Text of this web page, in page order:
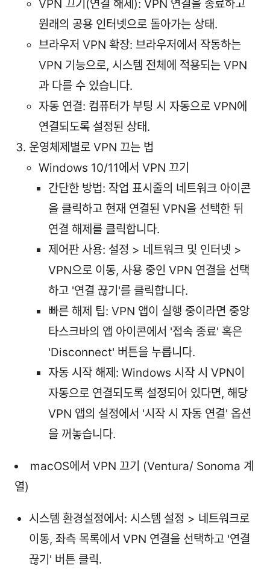
VPN 끄기(연결 해제): VPN 연결을 종료하고
원래의 공용 인터넷으로 돌아가는 상태.
브라우저 VPN 확장: 브라우저에서 작동하는
VPN 기능으로, 시스템 전체에 적용되는 VPN
과 다를 수 있습니다.
자동 연결: 컴퓨터가 부팅 시 자동으로 VPN에
연결되도록 설정된 상태.
운영체제별로 VPN 끄는 법
Windows 10/11에서 VPN 끄기
간단한 방법: 작업 표시줄의 네트워크 아이콘
을 클릭하고 현재 연결된 VPN을 선택한 뒤
연결 해제를 클릭합니다.
제어판 사용: 설정 > 네트워크 및 인터넷 >
VPN으로 이동, 사용 중인 VPN 연결을 선택
하고 '연결 끊기'를 클릭합니다.
빠른 해제 팁: VPN 앱이 실행 중이라면 중앙
타스크바의 앱 아이콘에서 '접속 종료' 혹은
'Disconnect' 버튼을 누릅니다.
자동 시작 해제: Windows 시작 시 VPN이
자동으로 연결되도록 설정되어 있다면, 해당
VPN 앱의 설정에서 '시작 시 자동 연결' 옵션
을 꺼놓습니다.
macOS에서 VPN 끄기 (Ventura/ Sonoma 계
열)
시스템 환경설정에서: 시스템 설정 > 네트워크로
이동, 좌측 목록에서 VPN 연결을 선택하고 '연결
끊기' 버튼 클릭.